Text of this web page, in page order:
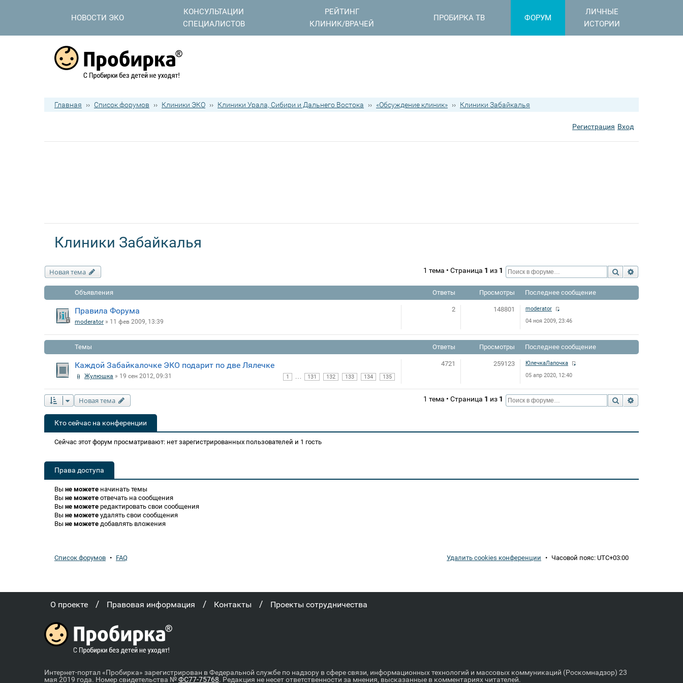
НОВОСТИ ЭКО
КОНСУЛЬТАЦИИ
СПЕЦИАЛИСТОВ
РЕЙТИНГ
КЛИНИК/ВРАЧЕЙ
ПРОБИРКА ТВ ФОРУМ
ЛИЧНЫЕ
ИСТОРИИ
Главная ›› Список форумов ›› Клиники ЭКО ›› Клиники Урала, Сибири и Дальнего Востока ›› «Обсуждение клиник» ›› Клиники Забайкалья
Регистрация Вход
Клиники Забайкалья
Новая тема Поиск
1 тема • Страница 1 из 1
Объявления Ответы Просмотры Последнее сообщение
Правила Форума
moderator » 11 фев 2009, 13:39
moderator
04 ноя 2009, 23:46
2 148801
Темы Ответы Просмотры Последнее сообщение
Каждой Забайкалочке ЭКО подарит по две Лялечке
Жулюшка » 19 сен 2012, 09:31 1 131 132 133 134 135
ЮлечкаЛапочка
05 апр 2020, 12:40
4721 259123
Новая тема Поиск
1 тема • Страница 1 из 1
Кто сейчас на конференции
Сейчас этот форум просматривают: нет зарегистрированных пользователей и 1 гость
Права доступа
Вы не можете начинать темы
Вы не можете отвечать на сообщения
Вы не можете редактировать свои сообщения
Вы не можете удалять свои сообщения
Вы не можете добавлять вложения
Список форумов • FAQ Удалить cookies конференции • Часовой пояс: UTC+03:00
О проекте / Правовая информация / Контакты / Проекты сотрудничества
Интернет-портал «Пробирка» зарегистрирован в Федеральной службе по надзору в сфере связи, информационных технологий и массовых коммуникаций (Роскомнадзор) 23
мая 2019 года. Номер свидетельства №ФС77-75768. Редакция не несет ответственности за мнения, высказанные в комментариях читателей.